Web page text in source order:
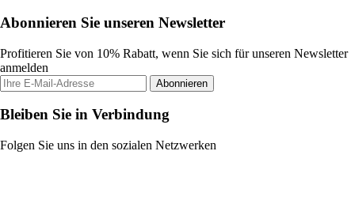
Abonnieren Sie unseren Newsletter
Profitieren Sie von 10% Rabatt, wenn Sie sich für unseren Newsletter
anmelden
Abonnieren
Bleiben Sie in Verbindung
Folgen Sie uns in den sozialen Netzwerken